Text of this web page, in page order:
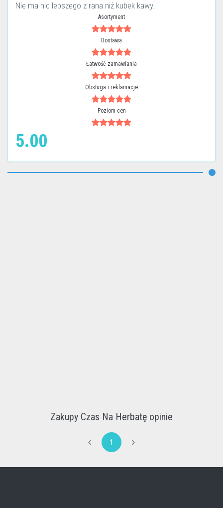
Nie ma nic lepszego z rana niż kubek kawy.
Asortyment
Dostawa
Łatwość zamawiania
Obsługa i reklamacje
Poziom cen
5.00
Zakupy Czas Na Herbatę opinie
1